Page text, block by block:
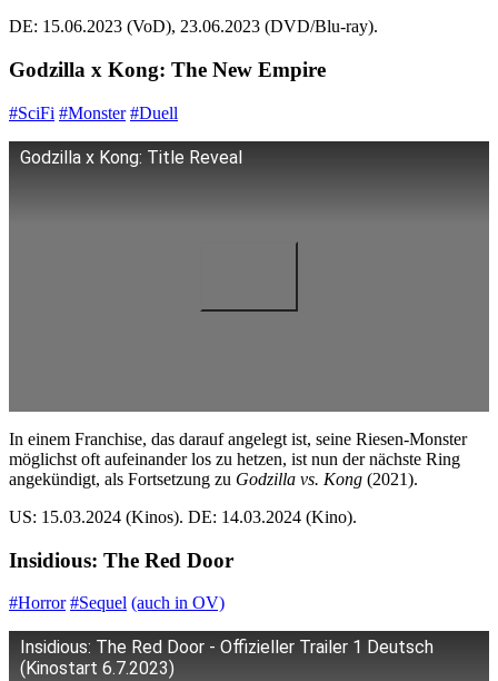
DE: 15.06.2023 (VoD), 23.06.2023 (DVD/Blu-ray).
Godzilla x Kong: The New Empire
#SciFi #Monster #Duell
Godzilla x Kong: Title Reveal
In einem Franchise, das darauf angelegt ist, seine Riesen-Monster
möglichst oft aufeinander los zu hetzen, ist nun der nächste Ring
angekündigt, als Fortsetzung zu Godzilla vs. Kong (2021).
US: 15.03.2024 (Kinos). DE: 14.03.2024 (Kino).
Insidious: The Red Door
#Horror #Sequel (auch in OV)
Insidious: The Red Door - Offizieller Trailer 1 Deutsch
(Kinostart 6.7.2023)